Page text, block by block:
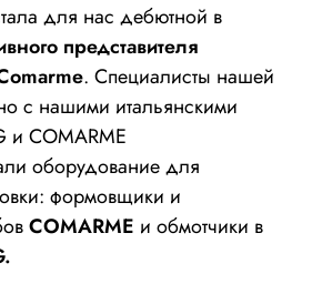
для нас дебютной в
представителя
. Специалисты нашей
с нашими итальянскими
и COMARME
оборудование для
формовщики и
COMARME и обмотчики в